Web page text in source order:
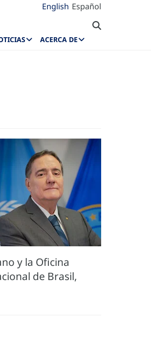
English Español
ACERCA DE
y la Oficina
de Brasil,